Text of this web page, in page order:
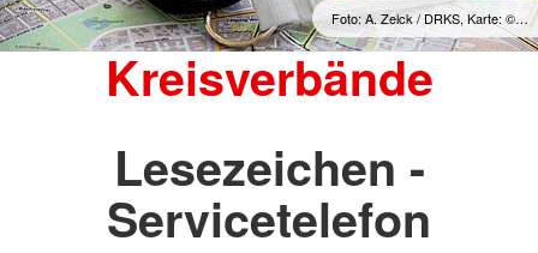
Foto: A. Zelck / DRKS, Karte: ©…
Kreisverbände
Lesezeichen -
Servicetelefon